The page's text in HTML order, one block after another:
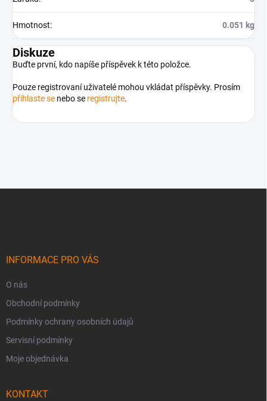
Hmotnost: 0.051 kg
Diskuze
Buďte první, kdo napíše příspěvek k této položce.
Pouze registrovaní uživatelé mohou vkládat příspěvky. Prosím
přihlaste se nebo se registrujte.
INFORMACE PRO VÁS
O nás
Obchodní podmínky
Podmínky ochrany osobních údajů
Servisní podmínky
Moje objednávka
KONTAKT